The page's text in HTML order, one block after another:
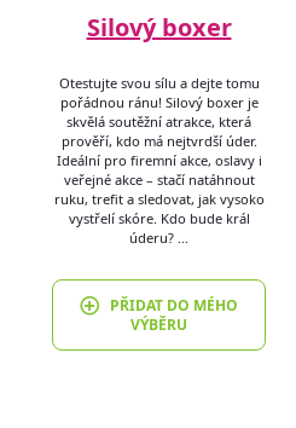
Silový boxer
Otestujte svou sílu a dejte tomu
pořádnou ránu! Silový boxer je
skvělá soutěžní atrakce, která
prověří, kdo má nejtvrdší úder.
Ideální pro firemní akce, oslavy i
veřejné akce – stačí natáhnout
ruku, trefit a sledovat, jak vysoko
vystřelí skóre. Kdo bude král
úderu? …
PŘIDAT DO MÉHO
VÝBĚRU